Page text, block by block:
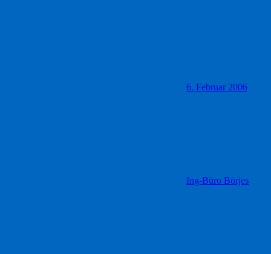
6. Februar 2006
Ing-Büro Börjes